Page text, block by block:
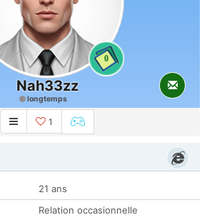
0
Nah33zz
longtemps
1
21 ans
Relation occasionnelle